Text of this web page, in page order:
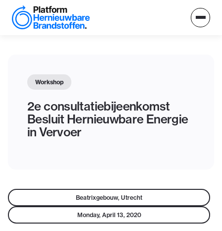
Workshop
2e consultatiebijeenkomst
Besluit Hernieuwbare Energie
in Vervoer
Beatrixgebouw, Utrecht
Monday, April 13, 2020